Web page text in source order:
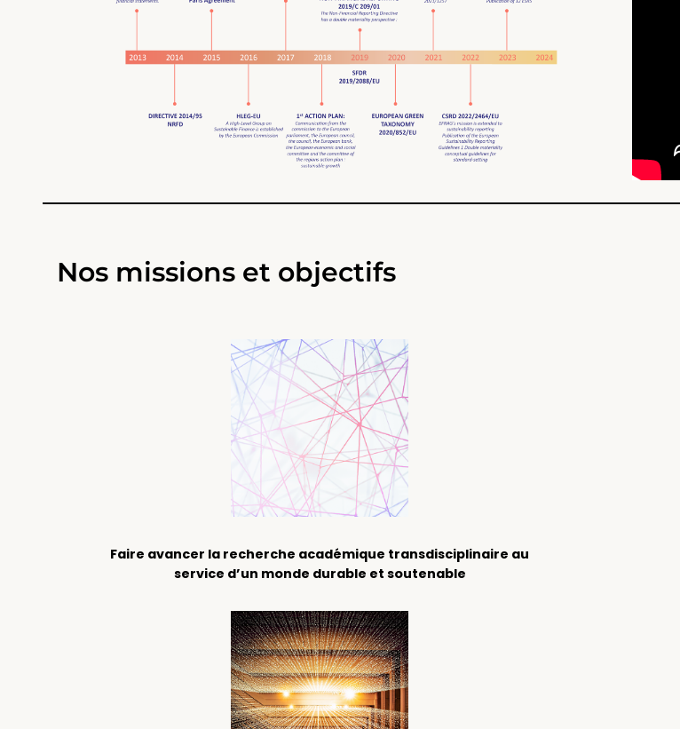
Nos missions et objectifs
Faire avancer la recherche académique transdisciplinaire au
service d’un monde durable et soutenable